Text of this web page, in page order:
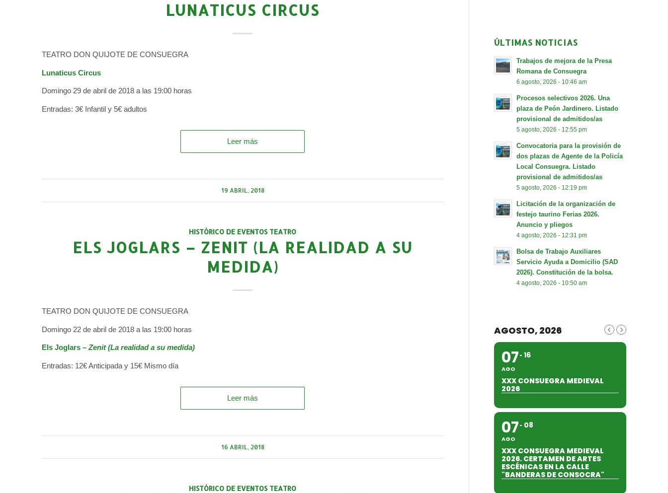
LUNATICUS CIRCUS
TEATRO DON QUIJOTE DE CONSUEGRA
Lunaticus Circus
Domingo 29 de abril de 2018 a las 19:00 horas
Entradas: 3€ Infantil y 5€ adultos
Leer más
19 ABRIL, 2018
HISTÓRICO DE EVENTOS TEATRO
ELS JOGLARS – ZENIT (LA REALIDAD A SU
MEDIDA)
TEATRO DON QUIJOTE DE CONSUEGRA
Domingo 22 de abril de 2018 a las 19:00 horas
Els Joglars –Zenit (La realidad a su medida)
Entradas: 12€ Anticipada y 15€ Mismo día
Leer más
16 ABRIL, 2018
HISTÓRICO DE EVENTOS TEATRO
ÚLTIMAS NOTICIAS
Trabajos de mejora de la Presa
Romana de Consuegra
6 agosto, 2026 - 10:46 am
Procesos selectivos 2026. Una
plaza de Peón Jardinero. Listado
provisional de admitidos/as
5 agosto, 2026 - 12:55 pm
Convocatoria para la provisión de
dos plazas de Agente de la Policía
Local Consuegra. Listado
provisional de admitidos/as
5 agosto, 2026 - 12:19 pm
Licitación de la organización de
festejo taurino Ferias 2026.
Anuncio y pliegos
4 agosto, 2026 - 12:31 pm
Bolsa de Trabajo Auxiliares
Servicio Ayuda a Domicilio (SAD
2026). Constitución de la bolsa.
4 agosto, 2026 - 10:50 am
AGOSTO, 2026
07
AGO
16
XXX CONSUEGRA MEDIEVAL
2026
07
AGO
08
XXX CONSUEGRA MEDIEVAL
2026. CERTAMEN DE ARTES
ESCÉNICAS EN LA CALLE
"BANDERAS DE CONSOCRA"